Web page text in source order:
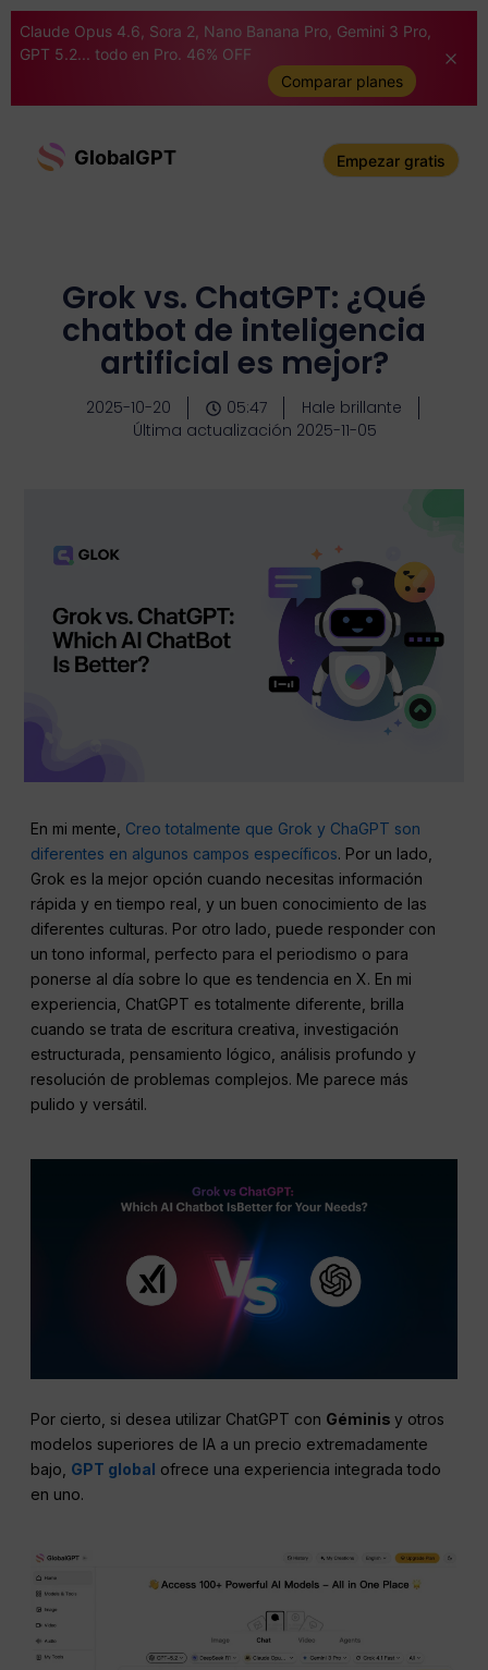
Claude Opus 4.6, Sora 2, Nano Banana Pro, Gemini 3 Pro,
GPT 5.2... todo en Pro. 46% OFF
Comparar planes
GlobalGPT Empezar gratis
Grok vs. ChatGPT: ¿Qué
chatbot de inteligencia
artificial es mejor?
2025-10-20 05:47
Hale brillante
Última actualización 2025-11-05
En mi mente, Creo totalmente que Grok y ChaGPT son
diferentes en algunos campos específicos. Por un lado,
Grok es la mejor opción cuando necesitas información
rápida y en tiempo real, y un buen conocimiento de las
diferentes culturas. Por otro lado, puede responder con
un tono informal, perfecto para el periodismo o para
ponerse al día sobre lo que es tendencia en X. En mi
experiencia, ChatGPT es totalmente diferente, brilla
cuando se trata de escritura creativa, investigación
estructurada, pensamiento lógico, análisis profundo y
resolución de problemas complejos. Me parece más
pulido y versátil.
Por cierto, si desea utilizar ChatGPT con Géminisy otros
modelos superiores de IA a un precio extremadamente
bajo, GPT global ofrece una experiencia integrada todo
en uno.